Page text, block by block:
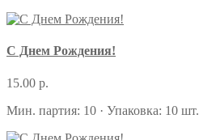
С Днем Рождения!
15.00 р.
Мин. партия: 10 · Упаковка: 10 шт.